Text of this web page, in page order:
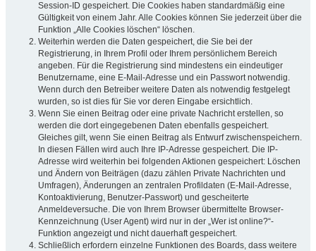
Session-ID gespeichert. Die Cookies haben standardmäßig eine
Gültigkeit von einem Jahr. Alle Cookies können Sie jederzeit über die
Funktion „Alle Cookies löschen“ löschen.
Weiterhin werden die Daten gespeichert, die Sie bei der
Registrierung, in Ihrem Profil oder Ihrem persönlichem Bereich
angeben. Für die Registrierung sind mindestens ein eindeutiger
Benutzername, eine E-Mail-Adresse und ein Passwort notwendig.
Wenn durch den Betreiber weitere Daten als notwendig festgelegt
wurden, so ist dies für Sie vor deren Eingabe ersichtlich.
Wenn Sie einen Beitrag oder eine private Nachricht erstellen, so
werden die dort eingegebenen Daten ebenfalls gespeichert.
Gleiches gilt, wenn Sie einen Beitrag als Entwurf zwischenspeichern.
In diesen Fällen wird auch Ihre IP-Adresse gespeichert. Die IP-
Adresse wird weiterhin bei folgenden Aktionen gespeichert: Löschen
und Ändern von Beiträgen (dazu zählen Private Nachrichten und
Umfragen), Änderungen an zentralen Profildaten (E-Mail-Adresse,
Kontoaktivierung, Benutzer-Passwort) und gescheiterte
Anmeldeversuche. Die von Ihrem Browser übermittelte Browser-
Kennzeichnung (User Agent) wird nur in der „Wer ist online?“-
Funktion angezeigt und nicht dauerhaft gespeichert.
Schließlich erfordern einzelne Funktionen des Boards, dass weitere